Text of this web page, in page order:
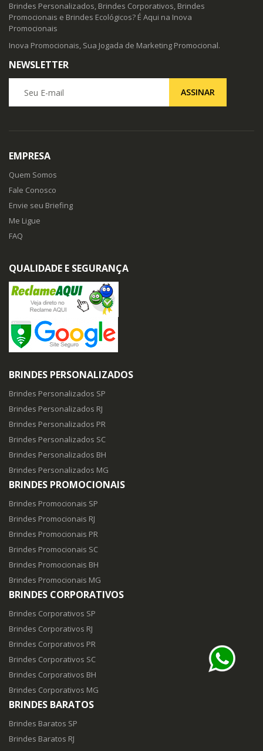
Brindes Personalizados, Brindes Corporativos, Brindes
Promocionais e Brindes Ecológicos? É Aqui na Inova
Promocionais
Inova Promocionais, Sua Jogada de Marketing Promocional.
NEWSLETTER
ASSINAR
EMPRESA
Quem Somos
Fale Conosco
Envie seu Briefing
Me Ligue
FAQ
QUALIDADE E SEGURANÇA
BRINDES PERSONALIZADOS
Brindes Personalizados SP
Brindes Personalizados RJ
Brindes Personalizados PR
Brindes Personalizados SC
Brindes Personalizados BH
Brindes Personalizados MG
BRINDES PROMOCIONAIS
Brindes Promocionais SP
Brindes Promocionais RJ
Brindes Promocionais PR
Brindes Promocionais SC
Brindes Promocionais BH
Brindes Promocionais MG
BRINDES CORPORATIVOS
Brindes Corporativos SP
Brindes Corporativos RJ
Brindes Corporativos PR
Brindes Corporativos SC
Brindes Corporativos BH
Brindes Corporativos MG
BRINDES BARATOS
Brindes Baratos SP
Brindes Baratos RJ